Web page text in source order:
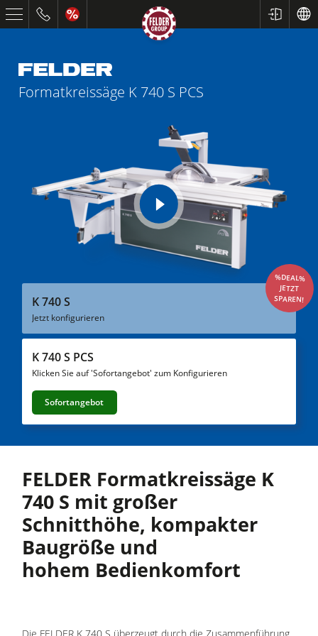
Kreissägen und Formatkreissägen
Fräsmaschinen
Kreissäge-Fräsmaschinen
Kombimaschinen
CNC-Bearbeitungszentren
Kantenanleimmaschinen
CNC Fenster- und Türenbearbeitung
Breitbandschleifmaschinen
Langband- & Kantenschleifmaschinen
Bürst- und Bürstschleifmaschinen
Bohrmaschinen
Formatkreissäge K 740 S PCS
K 740 S
Jetzt konfigurieren
%DEAL%
JETZT
SPAREN!
K 740 S PCS
Klicken Sie auf 'Sofortangebot' zum Konfigurieren
Sofortangebot
FELDER Formatkreissäge K
740 S mit großer
Schnitthöhe, kompakter
Baugröße und
hohem Bedienkomfort
Die FELDER K 740 S überzeugt durch die Zusammenführung